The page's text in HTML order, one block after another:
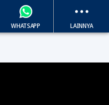
WHATSAPP LAINNYA